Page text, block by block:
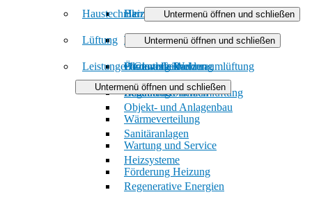
Barrierefreies Bad
Badinspiration und Musterbäder
Förderung Bad
Badanfrage
Heizungsmodernisierung
Heizen mit Gas
Öl- und Gasheizung
Regenerativ heizen
Wärmeverteilung
Wartung und Service
Förderung Heizung
Haustechnik Untermenü öffnen und schließen
Wasser / Trinkwasser
Photovoltaik
Lüftung Untermenü öffnen und schließen
Dezentrale Wohnraumlüftung
Zentrale Wohnraumlüftung
Leistungen Gewerbekunden
Untermenü öffnen und schließen
Objekt- und Anlagenbau
Sanitäranlagen
Heizsysteme
Regenerative Energien